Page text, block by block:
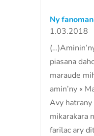
Ny
1.03.2018
piasana
maraude
amin’ny «
Avy hatrany
mikarakara
farilac ary